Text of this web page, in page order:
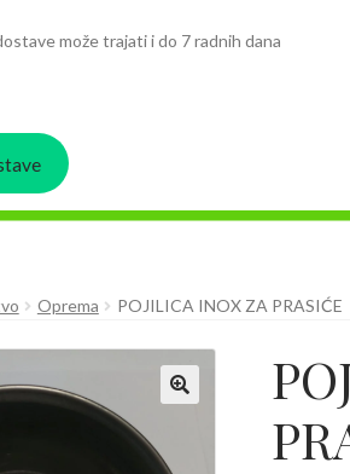
može trajati i do 7 radnih dana
Oprema POJILICA INOX ZA PRASIĆE